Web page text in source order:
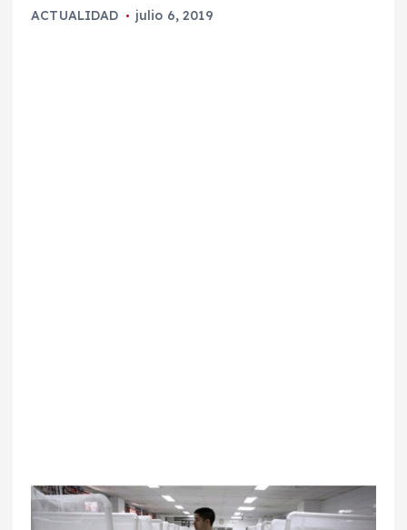
ACTUALIDAD julio 6, 2019